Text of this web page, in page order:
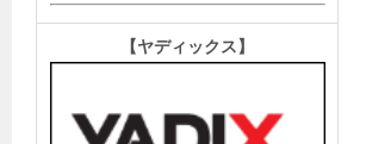
【ヤディックス】